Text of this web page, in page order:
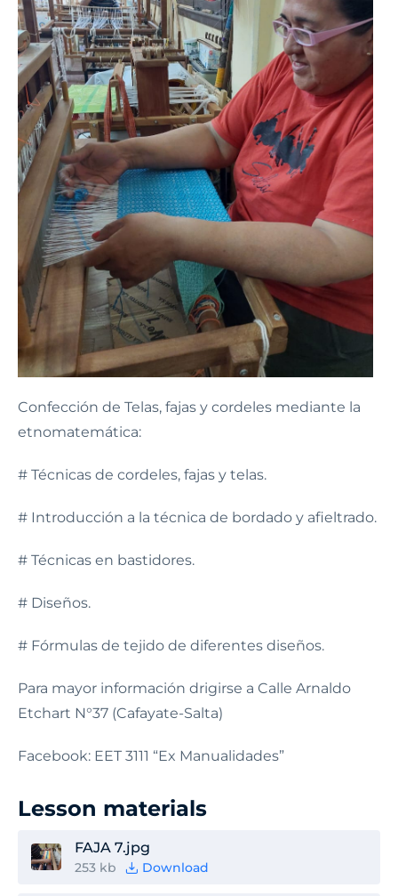
Confección de Telas, fajas y cordeles mediante la
etnomatemática:
# Técnicas de cordeles, fajas y telas.
# Introducción a la técnica de bordado y afieltrado.
# Técnicas en bastidores.
# Diseños.
# Fórmulas de tejido de diferentes diseños.
Para mayor información drigirse a Calle Arnaldo
Etchart N°37 (Cafayate-Salta)
Facebook: EET 3111 “Ex Manualidades”
Lesson materials
FAJA 7.jpg
253 kb Download